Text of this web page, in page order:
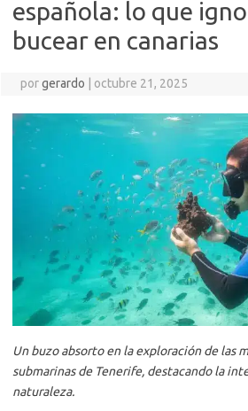
española: lo que
bucear en canarias
porgerardo octubre 21, 2025
Un buzo absorto en la exploración de las
submarinas de Tenerife, destacando la
naturaleza.